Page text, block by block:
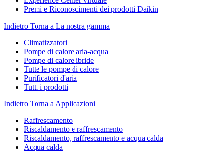
Premi e Riconoscimenti dei prodotti Daikin
Indietro Torna a La nostra gamma
Climatizzatori
Pompe di calore aria-acqua
Pompe di calore ibride
Tutte le pompe di calore
Purificatori d'aria
Tutti i prodotti
Indietro Torna a Applicazioni
Raffrescamento
Riscaldamento e raffrescamento
Riscaldamento, raffrescamento e acqua calda
Acqua calda